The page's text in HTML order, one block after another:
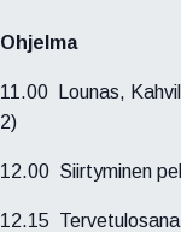
Ohjelma
11.00 Lounas,
2)
12.00 Siirtyminen
12.15